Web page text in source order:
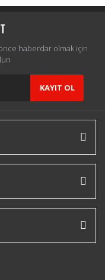
haberdar olmak için
KAYIT OL